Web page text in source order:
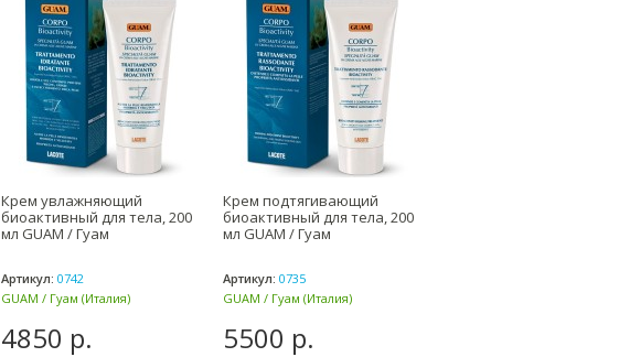
Крем увлажняющий
биоактивный для тела, 200
мл GUAM / Гуам
Артикул: 0742
GUAM / Гуам (Италия)
4850 р.
Крем подтягивающий
биоактивный для тела, 200
мл GUAM / Гуам
Артикул: 0735
GUAM / Гуам (Италия)
5500 р.